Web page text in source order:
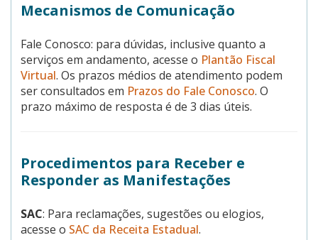
Mecanismos de Comunicação
Fale Conosco: para dúvidas, inclusive quanto a
serviços em andamento, acesse o Plantão Fiscal
Virtual. Os prazos médios de atendimento podem
ser consultados em Prazos do Fale Conosco. O
prazo máximo de resposta é de 3 dias úteis.
Procedimentos para Receber e
Responder as Manifestações
SAC: Para reclamações, sugestões ou elogios,
acesse o SAC da Receita Estadual.